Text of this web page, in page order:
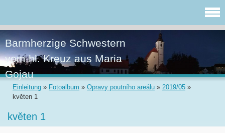
Barmherzige Schwestern
vom hl. Kreuz aus Maria
Gojau
Einleitung » Fotoalbum » Opravy poutního areálu » 2019/05 »
květen 1
květen 1